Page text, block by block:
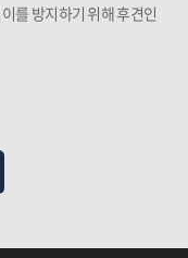
를 방지하기 위해 후견인